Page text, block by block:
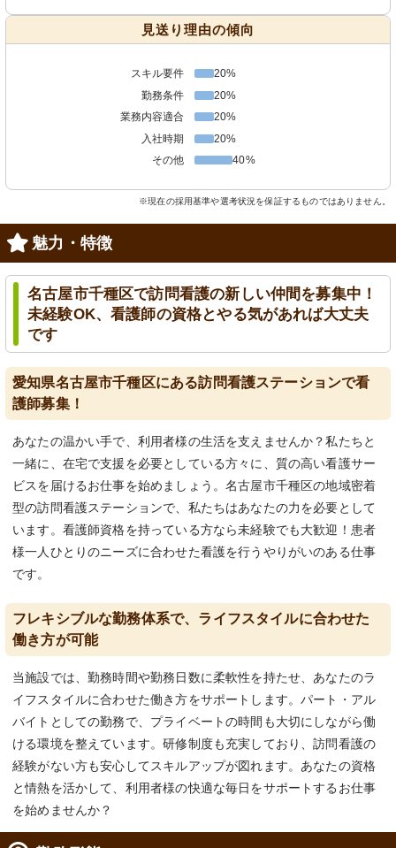
見送り理由の傾向
スキル要件
20%
勤務条件
20%
業務内容適合
20%
入社時期
20%
その他
40%
※現在の採用基準や選考状況を保証するものではありません。
魅力・特徴
名古屋市千種区で訪問看護の新しい仲間を募集中！
未経験OK、看護師の資格とやる気があれば大丈夫
です
愛知県名古屋市千種区にある訪問看護ステーションで看
護師募集！
あなたの温かい手で、利用者様の生活を支えませんか？私たちと
一緒に、在宅で支援を必要としている方々に、質の高い看護サー
ビスを届けるお仕事を始めましょう。名古屋市千種区の地域密着
型の訪問看護ステーションで、私たちはあなたの力を必要として
います。看護師資格を持っている方なら未経験でも大歓迎！患者
様一人ひとりのニーズに合わせた看護を行うやりがいのある仕事
です。
フレキシブルな勤務体系で、ライフスタイルに合わせた
働き方が可能
当施設では、勤務時間や勤務日数に柔軟性を持たせ、あなたのラ
イフスタイルに合わせた働き方をサポートします。パート・アル
バイトとしての勤務で、プライベートの時間も大切にしながら働
ける環境を整えています。研修制度も充実しており、訪問看護の
経験がない方も安心してスキルアップが図れます。あなたの資格
と情熱を活かして、利用者様の快適な毎日をサポートするお仕事
を始めませんか？